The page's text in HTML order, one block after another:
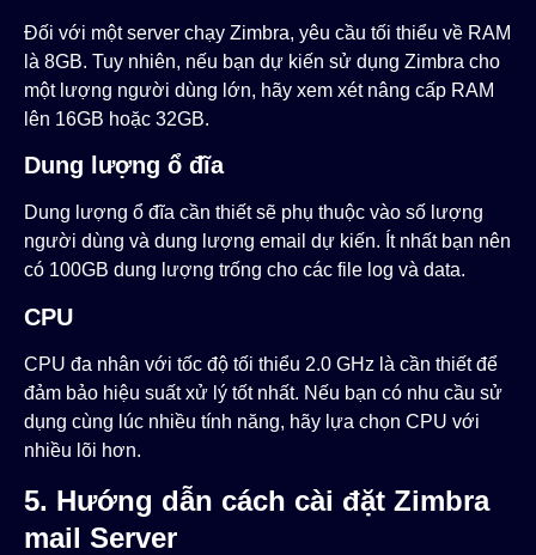
Đối với một server chạy Zimbra, yêu cầu tối thiểu về RAM
là 8GB. Tuy nhiên, nếu bạn dự kiến sử dụng Zimbra cho
một lượng người dùng lớn, hãy xem xét nâng cấp RAM
lên 16GB hoặc 32GB.
Dung lượng ổ đĩa
Dung lượng ổ đĩa cần thiết sẽ phụ thuộc vào số lượng
người dùng và dung lượng email dự kiến. Ít nhất bạn nên
có 100GB dung lượng trống cho các file log và data.
CPU
CPU đa nhân với tốc độ tối thiểu 2.0 GHz là cần thiết để
đảm bảo hiệu suất xử lý tốt nhất. Nếu bạn có nhu cầu sử
dụng cùng lúc nhiều tính năng, hãy lựa chọn CPU với
nhiều lõi hơn.
5. Hướng dẫn cách cài đặt Zimbra
mail Server